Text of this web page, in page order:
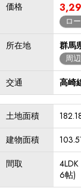
価格
ロ
所在地 群馬
周
交通 高崎
土地面積
建物面積
間取
6帖)